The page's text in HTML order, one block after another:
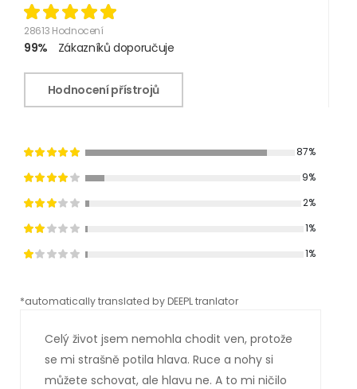
28613 Hodnocení
99% Zákazníků doporučuje
Hodnocení přístrojů
87%
9%
2%
1%
1%
*automatically translated by DEEPL tranlator
Celý život jsem nemohla chodit ven, protože
se mi strašně potila hlava. Ruce a nohy si
můžete schovat, ale hlavu ne. A to mi ničilo